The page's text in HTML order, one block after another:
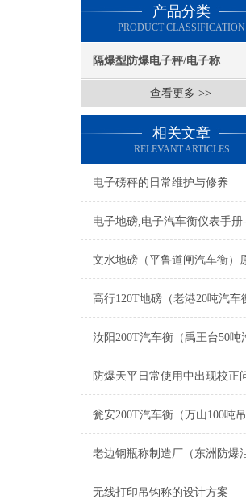
产品分类
PRODUCT CLASSIFICATION
隔爆型防爆电子秤/电子称
查看更多 >>
相关文章
RELEVANT ARTICLES
电子磅秤的日常维护与修养
无线打印吊钩称的设计方案